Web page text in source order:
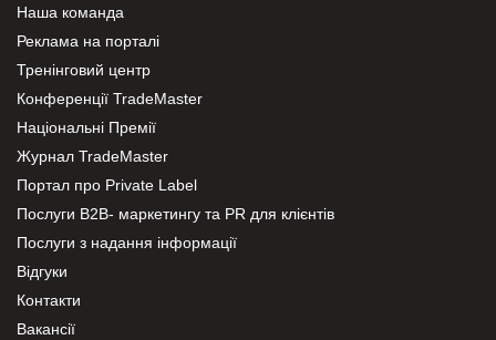
Наша команда
Реклама на порталі
Тренінговий центр
Конференції TradeMaster
Національні Премії
Журнал TradeMaster
Портал про Private Label
Послуги В2В- маркетингу та PR для клієнтів
Послуги з надання інформації
Відгуки
Контакти
Вакансії